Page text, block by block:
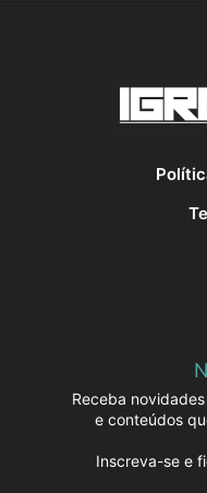
Receba
e conteúdos
Inscreva-se e